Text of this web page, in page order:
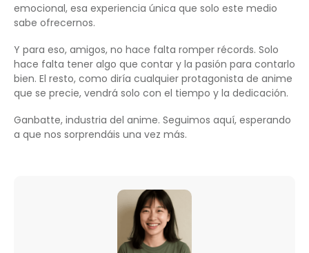
emocional, esa experiencia única que solo este medio
sabe ofrecernos.
Y para eso, amigos, no hace falta romper récords. Solo
hace falta tener algo que contar y la pasión para contarlo
bien. El resto, como diría cualquier protagonista de anime
que se precie, vendrá solo con el tiempo y la dedicación.
Ganbatte, industria del anime. Seguimos aquí, esperando
a que nos sorprendáis una vez más.